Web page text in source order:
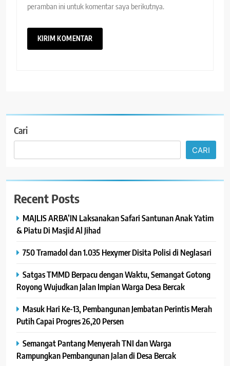
peramban ini untuk komentar saya berikutnya.
Cari
CARI
Recent Posts
MAJLIS ARBA’IN Laksanakan Safari Santunan Anak Yatim
& Piatu Di Masjid Al Jihad
750 Tramadol dan 1.035 Hexymer Disita Polisi di Neglasari
Satgas TMMD Berpacu dengan Waktu, Semangat Gotong
Royong Wujudkan Jalan Impian Warga Desa Bercak
Masuk Hari Ke-13, Pembangunan Jembatan Perintis Merah
Putih Capai Progres 26,20 Persen
Semangat Pantang Menyerah TNI dan Warga
Rampungkan Pembangunan Jalan di Desa Bercak